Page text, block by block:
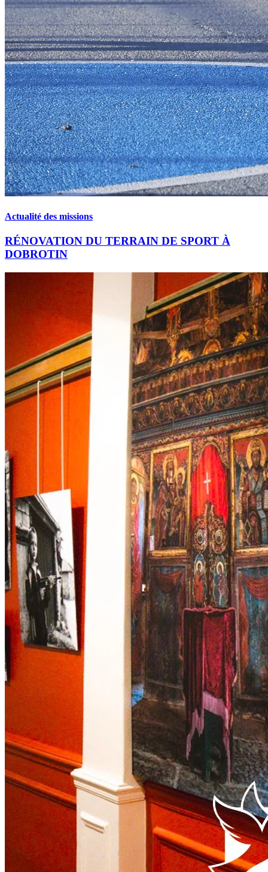
Actualité des missions
RÉNOVATION DU TERRAIN DE SPORT À
DOBROTIN